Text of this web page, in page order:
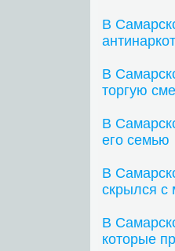
В
В
торгую
В
его семью
В
скрылся с
В
которые